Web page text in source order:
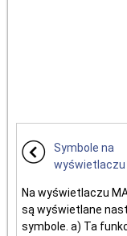
Symbole na
wyświetlaczu
Na wyświetlaczu
są wyświetlane
symbole. a) Ta